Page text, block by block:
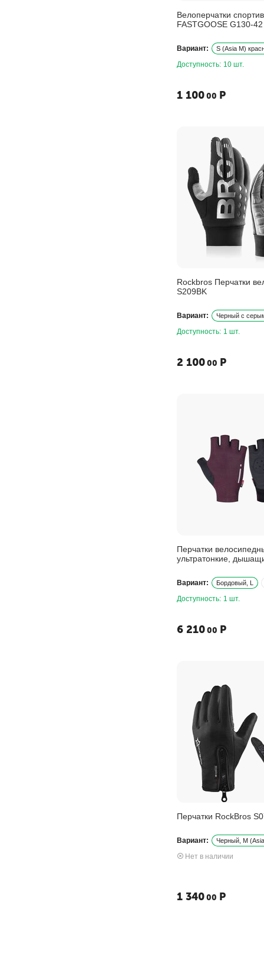
Велоперчатки
FASTGOOSE G130-42
Вариант: S (Asia M)
Доступность: 10 шт.
1 10000 Р
Rockbros Перчатки
S209BK
Вариант: Черный с
Доступность: 1 шт.
2 10000 Р
Перчатки
ультратонкие,
Вариант: Бордовый, L
Доступность: 1 шт.
6 21000 Р
Перчатки RockBros
Вариант: Черный, M
Нет в наличии
1 34000 Р